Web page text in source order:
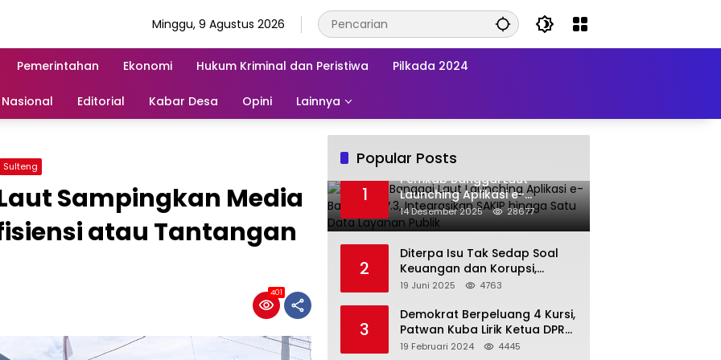
Minggu, 9 Agustus 2026
Pemerintahan Ekonomi Hukum Kriminal dan Peristiwa Pilkada 2024
Nasional Editorial Kabar Desa Opini Lainnya
Sulteng
Sampingkan Media
atau Tantangan
401
Popular Posts
1
Pemkab Banggai Laut
Launching Aplikasi e-
Balimang V.3, Integrasikan
SAKIP hingga Satu Data
14 Desember 2025 28677
2
Diterpa Isu Tak Sedap Soal
Keuangan dan Korupsi,
Pemda Balut Sebut Isu Tak
19 Juni 2025 4763
3
Demokrat Berpeluang 4 Kursi,
Patwan Kuba Lirik Ketua DPRD
Banggai Laut
19 Februari 2024 4445